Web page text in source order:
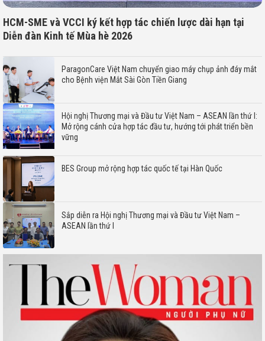
HCM-SME và VCCI ký kết hợp tác chiến lược dài hạn tại
Diễn đàn Kinh tế Mùa hè 2026
ParagonCare Việt Nam chuyển giao máy chụp ảnh đáy mắt
cho Bệnh viện Mắt Sài Gòn Tiền Giang
Hội nghị Thương mại và Đầu tư Việt Nam – ASEAN lần thứ I:
Mở rộng cánh cửa hợp tác đầu tư, hướng tới phát triển bền
vững
BES Group mở rộng hợp tác quốc tế tại Hàn Quốc
Sắp diễn ra Hội nghị Thương mại và Đầu tư Việt Nam –
ASEAN lần thứ I